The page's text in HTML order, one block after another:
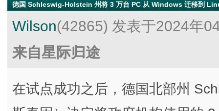
德国 Schleswig-Holstein 州将 3 万台 PC 从 Windows 迁移到
Wilson(42865) 发表于2024年
来自星际归途
在试点成功之后，德国北部州